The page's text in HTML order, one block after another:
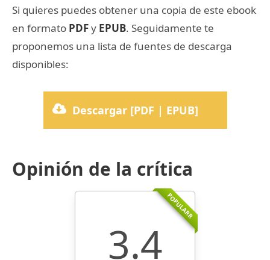
Si quieres puedes obtener una copia de este ebook
en formato PDFy EPUB. Seguidamente te
proponemos una lista de fuentes de descarga
disponibles:
Descargar [PDF | EPUB]
Opinión de la crítica
POPULARR
3.4